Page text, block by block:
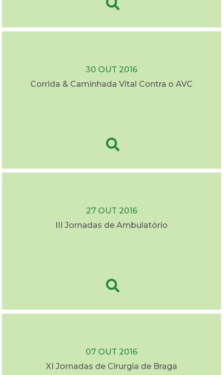
30 OUT 2016
Corrida & Caminhada Vital Contra o AVC
27 OUT 2016
III Jornadas de Ambulatório
07 OUT 2016
XI Jornadas de Cirurgia de Braga